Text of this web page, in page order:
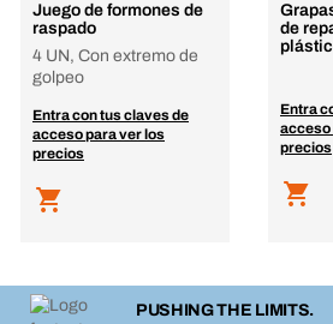
Juego de formones de
raspado
4 UN, Con extremo de
golpeo
Entra con tus claves de
acceso para ver los
precios
de
Entra
acceso
precios
PUSHING THE LIMITS.